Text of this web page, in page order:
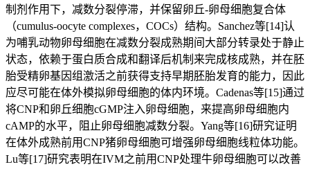
制剂作用下，减数分裂停滞，并保留卵丘-卵母细胞复合体
（cumulus-oocyte complexes，COCs）结构。Sanchez等[14]认
为哺乳动物卵母细胞在减数分裂成熟期间大部分转录处于静止
状态，依赖于蛋白质合成和翻译后机制来完成核成熟，并在胚
胎受精卵基因组激活之前获得支持早期胚胎发育的能力，因此
应尽可能在体外模拟卵母细胞的体内环境。Cadenas等[15]通过
将CNP和卵丘细胞cGMP注入卵母细胞，来提高卵母细胞内
cAMP的水平，阻止卵母细胞减数分裂。Yang等[16]研究证明
在体外成熟前用CNP猪卵母细胞可增强卵母细胞线粒体功能。
Lu等[17]研究表明在IVM之前用CNP处理牛卵母细胞可以改善